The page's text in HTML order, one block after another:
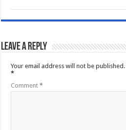
Leave a Reply
Your email address will not be published.
*
Comment*